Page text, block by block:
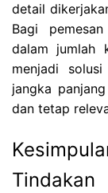
detail
Bagi
dalam jumlah
menjadi
jangka
dan tetap
Tindakan